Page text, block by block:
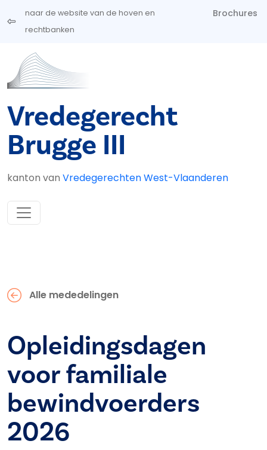
Overslaan en naar de inhoud gaan
naar de website van de hoven en
rechtbanken
Brochures
Vredegerecht
Brugge III
kanton van Vredegerechten West-Vlaanderen
Alle mededelingen
Opleidingsdagen
voor familiale
bewindvoerders
2026